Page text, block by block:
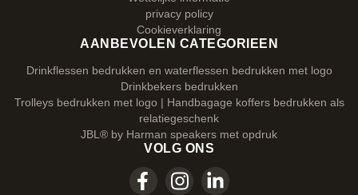
privacy policy
Cookieverklaring
AANBEVOLEN CATEGORIEEN
Drinkflessen bedrukken en waterflessen bedrukken met logo
Drinkbekers bedrukken
Trolleys bedrukken met logo | Handbagage koffers bedrukken als
relatiegeschenk
JBL® by Harman speakers met opdruk
VOLG ONS